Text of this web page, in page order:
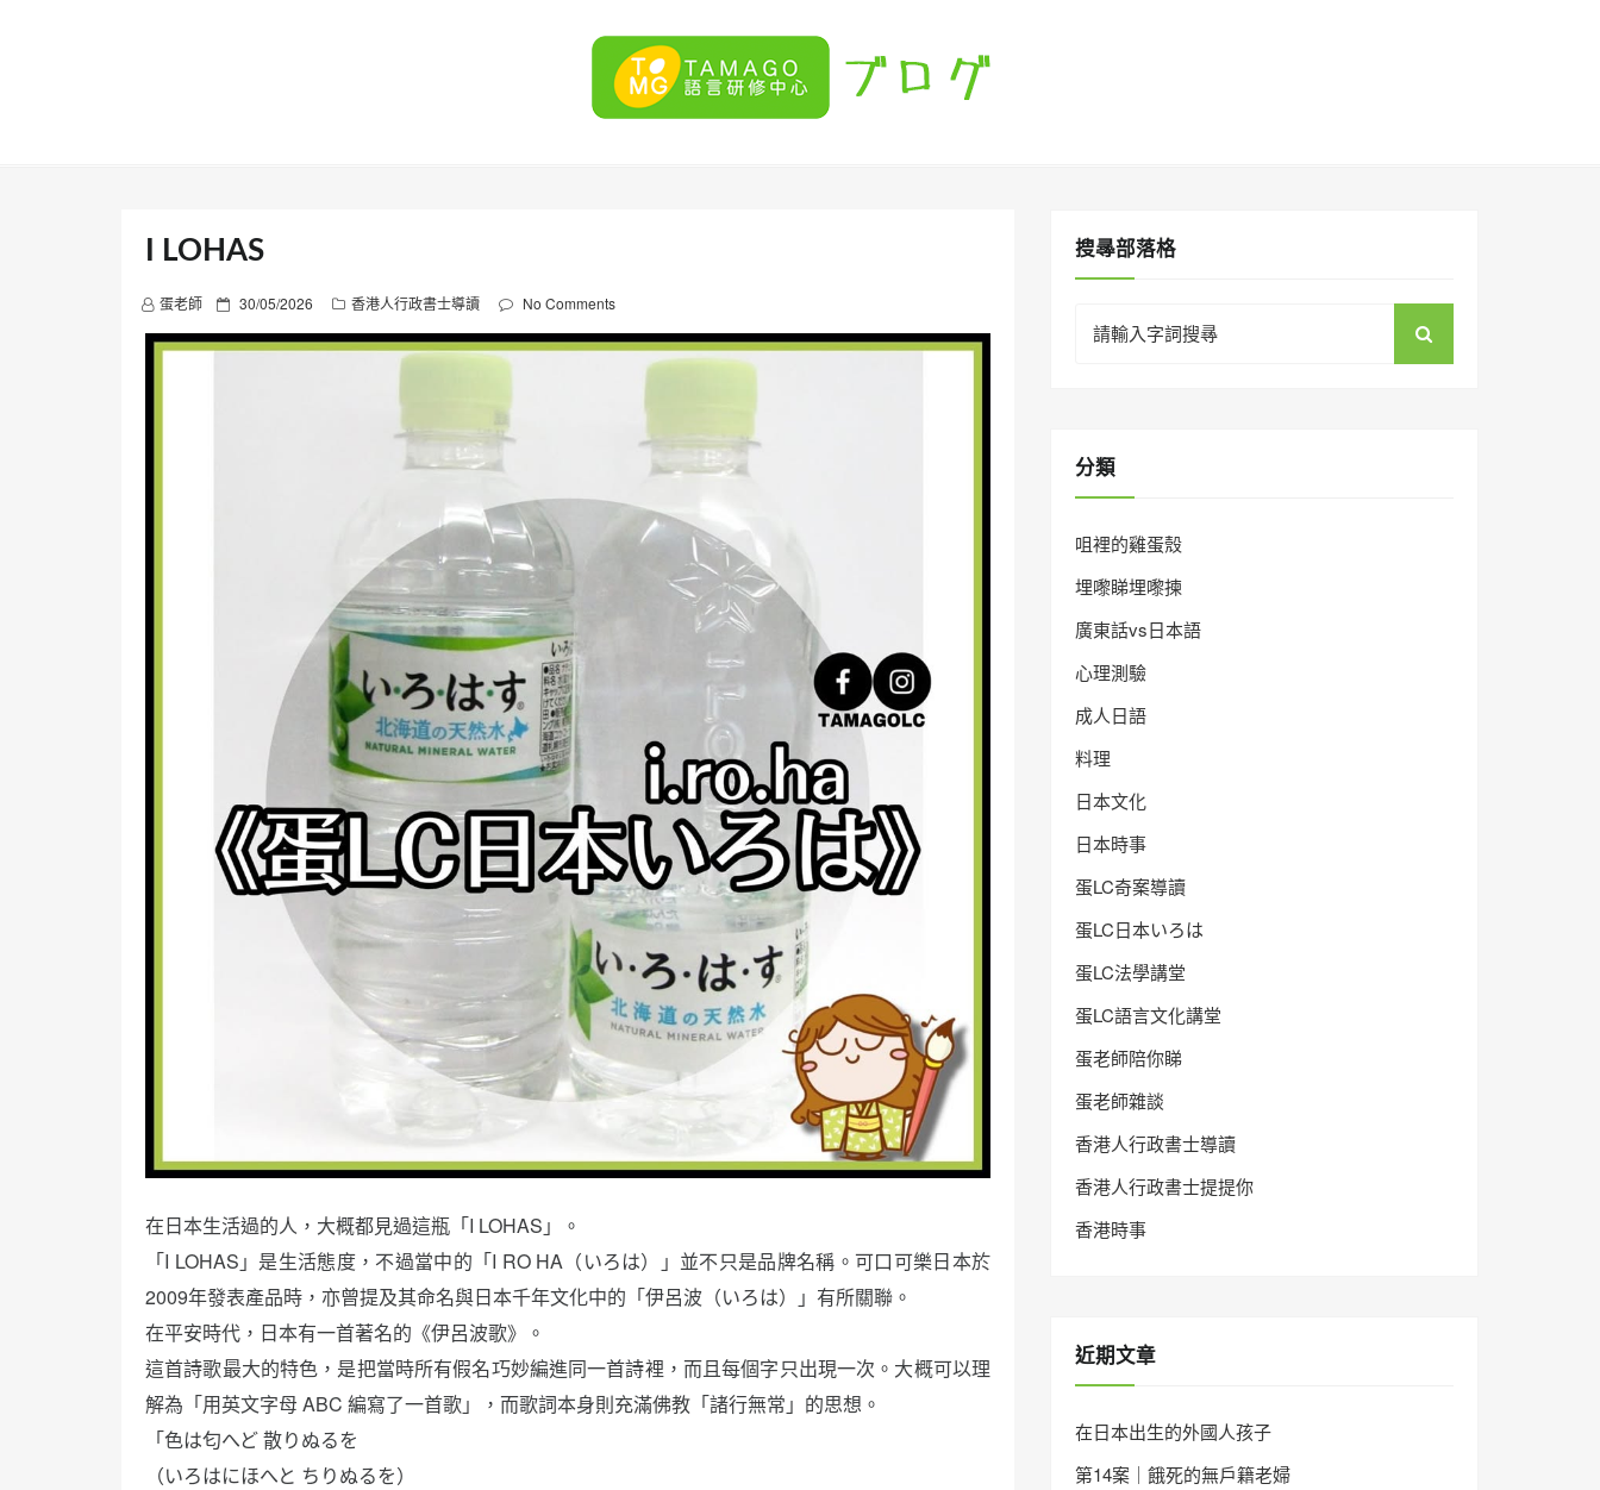
I LOHAS
蛋老師
P
s
30/05/2026 香港人行政書士導讀 No Comments
在日本生活過的人，大概都見過這瓶「I LOHAS」。
「I LOHAS」是生活態度，不過當中的「I RO HA（いろは）」並不只是品牌名稱。可口可樂日本於
2009年發表產品時，亦曾提及其命名與日本千年文化中的「伊呂波（いろは）」有所關聯。
在平安時代，日本有一首著名的《伊呂波歌》。
這首詩歌最大的特色，是把當時所有假名巧妙編進同一首詩裡，而且每個字只出現一次。大概可以理
解為「用英文字母 ABC 編寫了一首歌」，而歌詞本身則充滿佛教「諸行無常」的思想。
「色は匂へど 散りぬるを
（いろはにほへと ちりぬるを）
搜㝷部落格
for:
分類
咀裡的雞蛋殼
埋嚟睇埋嚟揀
廣東話vs日本語
心理測驗
成人日語
料理
日本文化
日本時事
蛋LC奇案導讀
蛋LC日本いろは
蛋LC法學講堂
蛋LC語言文化講堂
蛋老師陪你睇
蛋老師雜談
香港人行政書士導讀
香港人行政書士提提你
香港時事
近期文章
在日本出生的外國人孩子
第14案｜餓死的無戶籍老婦